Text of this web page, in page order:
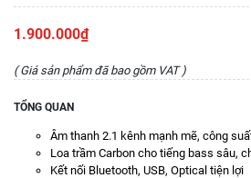
1.900.000₫
( Giá sản phẩm đã bao gồm VAT )
TỔNG QUAN
Âm thanh 2.1 kênh mạnh mẽ, công
Loa trầm Carbon cho tiếng bass sâu,
Kết nối Bluetooth, USB, Optical tiện lợi